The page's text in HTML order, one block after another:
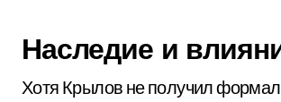
Наследие и
Хотя Крылов не получил